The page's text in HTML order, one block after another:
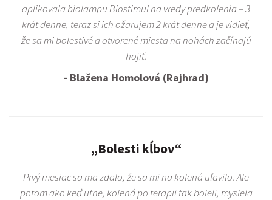
aplikovala biolampu Biostimul na vredy predkolenia – 3
krát denne, teraz si ich ožarujem 2 krát denne a je vidieť,
že sa mi bolestivé a otvorené miesta na nohách začínajú
hojiť.
- Blažena Homolová (Rajhrad)
„Bolesti kĺbov“
Prvý mesiac sa ma zdalo, že sa mi na kolená uľavilo. Ale
potom ako keď utne, kolená po terapii tak boleli, myslela